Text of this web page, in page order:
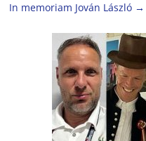
In memoriam Jován László →